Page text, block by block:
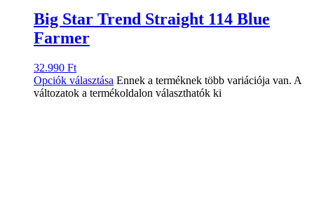
Big Star Trend Straight 114 Blue
Farmer
32.990 Ft
Opciók választása Ennek a terméknek több variációja van. A
változatok a termékoldalon választhatók ki